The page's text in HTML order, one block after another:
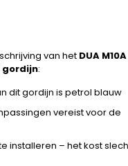
van het DUA
:
dit gordijn is petrol blauw
vereist voor de
installeren – het kost